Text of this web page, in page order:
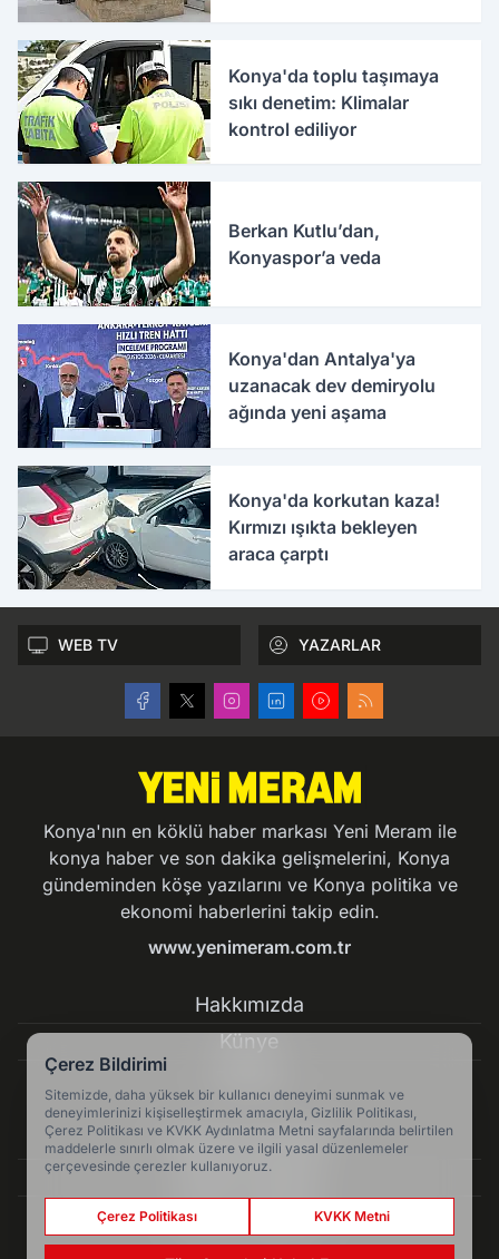
Konya'da toplu taşımaya
sıkı denetim: Klimalar
kontrol ediliyor
Berkan Kutlu’dan,
Konyaspor’a veda
Konya'dan Antalya'ya
uzanacak dev demiryolu
ağında yeni aşama
Konya'da korkutan kaza!
Kırmızı ışıkta bekleyen
araca çarptı
WEB TV YAZARLAR
Konya'nın en köklü haber markası Yeni Meram ile
konya haber ve son dakika gelişmelerini, Konya
gündeminden köşe yazılarını ve Konya politika ve
ekonomi haberlerini takip edin.
www.yenimeram.com.tr
Hakkımızda
Künye
Kullanım Koşulları
Gizlilik Politikası
Çerez Politikası
Çerez Bildirimi
Sitemizde, daha yüksek bir kullanıcı deneyimi sunmak ve
deneyimlerinizi kişiselleştirmek amacıyla, Gizlilik Politikası,
Çerez Politikası ve KVKK Aydınlatma Metni sayfalarında belirtilen
maddelerle sınırlı olmak üzere ve ilgili yasal düzenlemeler
çerçevesinde çerezler kullanıyoruz.
Çerez Politikası KVKK Metni